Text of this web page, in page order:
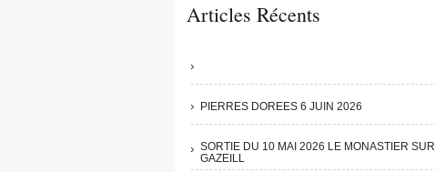
Articles Récents
PIERRES DOREES 6 JUIN 2026
SORTIE DU 10 MAI 2026 LE MONASTIER SUR
GAZEILL